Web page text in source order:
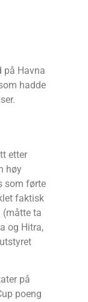
på Havna
hadde
etter
høy
som førte
faktisk
(måtte ta
og Hitra,
på
poeng